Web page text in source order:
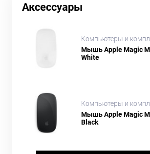
Аксессуары
Компьютеры и
Мышь Apple Magic
White
Компьютеры и
Мышь Apple Magic
Black